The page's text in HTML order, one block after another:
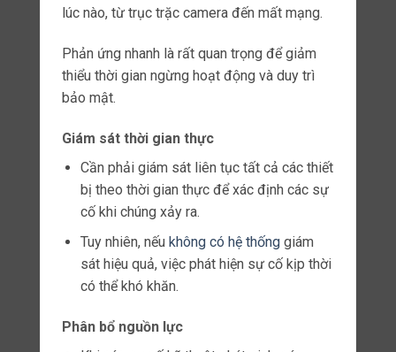
Kết nối LTE tốc độ cao
trong hệ thống CCTV là kết nối LTE tốc độ cao
Khía cạnh này rất quan trọng để đảm bảo
hiệu quả.
Tốc độ truyền dữ liệu
Bộ định tuyến RUT360 hỗ trợ
cho phép tốc độ dữ liệu di động lên tới
300Mbps.